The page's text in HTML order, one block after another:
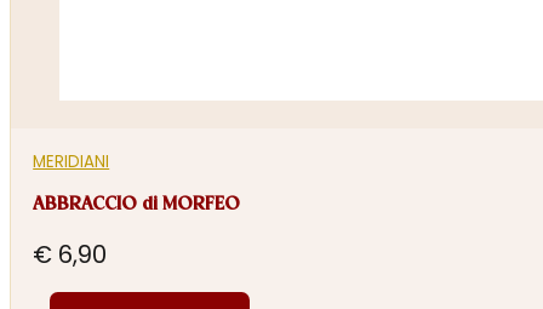
MERIDIANI
ABBRACCIO di MORFEO
€ 6,90